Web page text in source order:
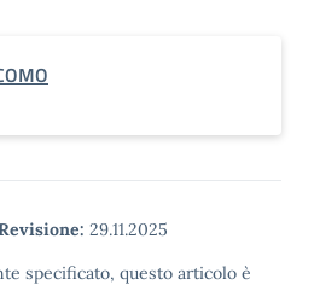
29.11.2025
specificato, questo articolo è